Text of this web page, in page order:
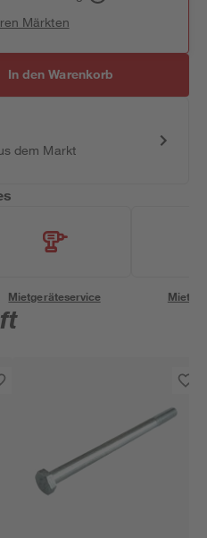
Märkten
In den Warenkorb
dem Markt
Mietgeräteservice